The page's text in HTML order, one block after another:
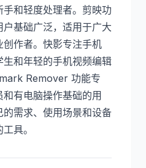
和轻度处理者。剪映功
基础广泛，适用于广大
作者。快影专注手机
和年轻的手机视频编辑
Remover 功能专
有电脑操作基础的用
需求、使用场景和设备
具。